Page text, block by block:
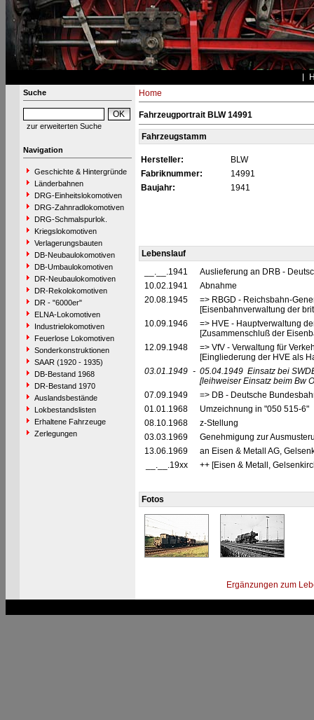
Suche
zur erweiterten Suche
Navigation
Geschichte & Hintergründe
Länderbahnen
DRG-Einheitslokomotiven
DRG-Zahnradlokomotiven
DRG-Schmalspurlok.
Kriegslokomotiven
Verlagerungsbauten
DB-Neubaulokomotiven
DB-Umbaulokomotiven
DR-Neubaulokomotiven
DR-Rekolokomotiven
DR - "6000er"
ELNA-Lokomotiven
Industrielokomotiven
Feuerlose Lokomotiven
Sonderkonstruktionen
SAAR (1920 - 1935)
DB-Bestand 1968
DR-Bestand 1970
Auslandsbestände
Lokbestandslisten
Erhaltene Fahrzeuge
Zerlegungen
Home
Fahrzeugportrait BLW 14991
Fahrzeugstamm
Hersteller:
BLW
Fabriknummer:
14991
Baujahr:
1941
Lebenslauf
__.__.1941
Auslieferung an DRB -
10.02.1941
Abnahme
20.08.1945
=> RBGD - Reichsbahn-
[Eisenbahnverwaltung der
10.09.1946
=> HVE - Hauptverwaltung
[Zusammenschluß der
12.09.1948
=> VfV - Verwaltung für
[Eingliederung der HVE als
03.01.1949 - 05.04.1949 Einsatz bei
[leihweiser Einsatz beim Bw
07.09.1949
=> DB - Deutsche
01.01.1968
Umzeichnung in "050 515-6"
08.10.1968
z-Stellung
03.03.1969
Genehmigung zur
13.06.1969
an Eisen & Metall AG,
__.__.19xx
++ [Eisen & Metall,
Fotos
Ergänzungen zum